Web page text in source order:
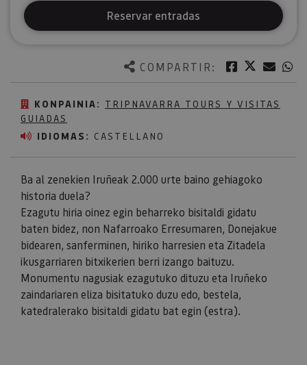
COMPARTIR: Facebook
Twitter
KONPAINIA: TRIPNAVARRA TOURS Y VISITAS
GUIADAS
IDIOMAS: CASTELLANO
Ba al zenekien Iruñeak 2.000 urte baino gehiagoko
historia duela?
Ezagutu hiria oinez egin beharreko bisitaldi gidatu
baten bidez, non Nafarroako Erresumaren, Donejakue
bidearen, sanferminen, hiriko harresien eta Zitadela
ikusgarriaren bitxikerien berri izango baituzu.
Monumentu nagusiak ezagutuko dituzu eta Iruñeko
zaindariaren eliza bisitatuko duzu edo, bestela,
katedralerako bisitaldi gidatu bat egin (estra).
Reservar entradas